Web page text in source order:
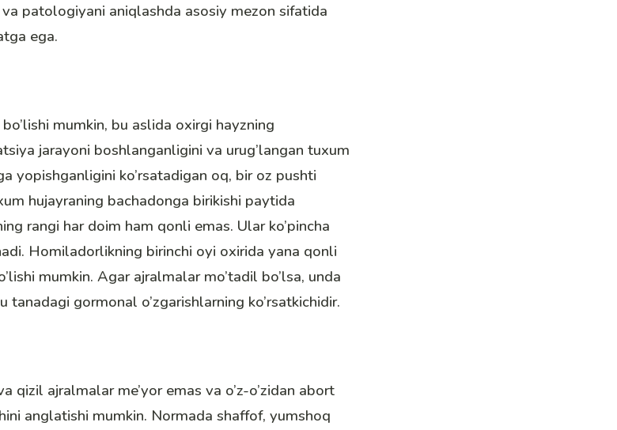
patologiyani aniqlashda asosiy mezon sifatida
ega.
mumkin, bu aslida oxirgi hayzning
jarayoni boshlanganligini va urug’langan tuxum
yopishganligini ko’rsatadigan oq, bir oz pushti
hujayraning bachadonga birikishi paytida
rangi har doim ham qonli emas. Ular ko’pincha
Homiladorlikning birinchi oyi oxirida yana qonli
mumkin. Agar ajralmalar mo’tadil bo’lsa, unda
tanadagi gormonal o’zgarishlarning ko’rsatkichidir.
qizil ajralmalar me’yor emas va o’z-o’zidan abort
anglatishi mumkin. Normada shaffof, yumshoq